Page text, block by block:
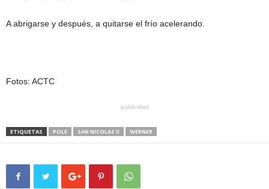
A abrigarse y después, a quitarse el frío acelerando.
Fotos: ACTC
publicidad
ETIQUETAS POLE SAN NICOLAS II WERNER